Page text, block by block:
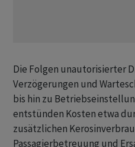
Die Folgen unautorisierter
Verzögerungen und
bis hin zu
entstünden Kosten etwa
zusätzlichen
Passagierbetreuung und